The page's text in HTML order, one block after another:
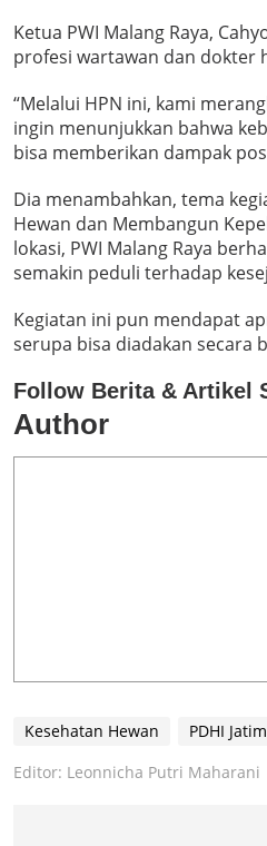
Ketua PWI Malang Raya,
profesi wartawan dan dokter
“Melalui HPN ini, kami
ingin menunjukkan bahwa
bisa memberikan dampak
Dia menambahkan, tema
Hewan dan Membangun
lokasi, PWI Malang Raya
semakin peduli terhadap
Kegiatan ini pun mendapat
serupa bisa diadakan secara
Follow Berita & Artikel
Author
Kesehatan Hewan PDHI Jatim
Editor: Leonnicha Putri Maharani